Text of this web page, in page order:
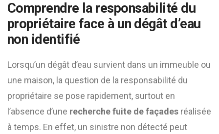
Comprendre la responsabilité du
propriétaire face à un dégât d’eau
non identifié
Lorsqu’un dégât d’eau survient dans un immeuble ou
une maison, la question de la responsabilité du
propriétaire se pose rapidement, surtout en
l’absence d’une recherche fuite de façades réalisée
à temps. En effet, un sinistre non détecté peut